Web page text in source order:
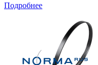
Подробнее